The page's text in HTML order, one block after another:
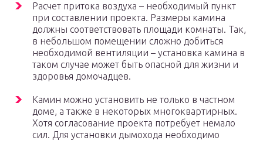
Расчет притока воздуха – необходимый пункт
при составлении проекта. Размеры камина
должны соответствовать площади комнаты. Так,
в небольшом помещении сложно добиться
необходимой вентиляции – установка камина в
таком случае может быть опасной для жизни и
здоровья домочадцев.
Камин можно установить не только в частном
доме, а также в некоторых многоквартирных.
Хотя согласование проекта потребует немало
сил. Для установки дымохода необходимо